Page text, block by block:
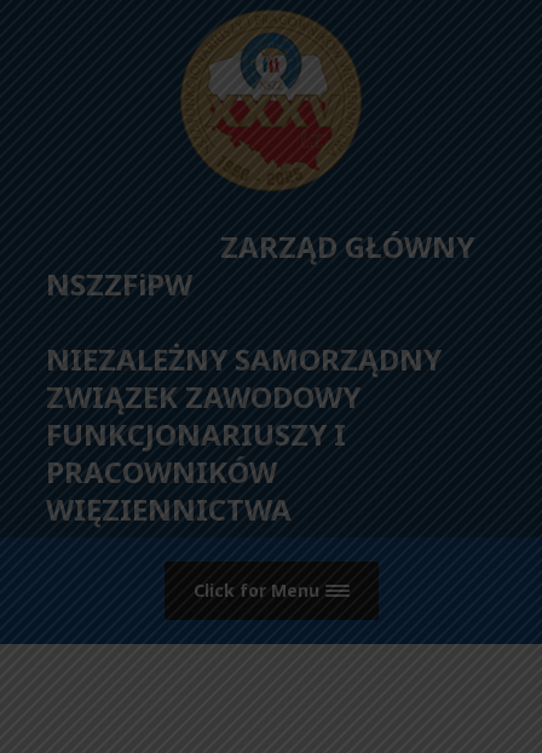
ZARZĄD GŁÓWNY
NSZZFiPW
NIEZALEŻNY SAMORZĄDNY
ZWIĄZEK ZAWODOWY
FUNKCJONARIUSZY I
PRACOWNIKÓW
WIĘZIENNICTWA
Click for Menu